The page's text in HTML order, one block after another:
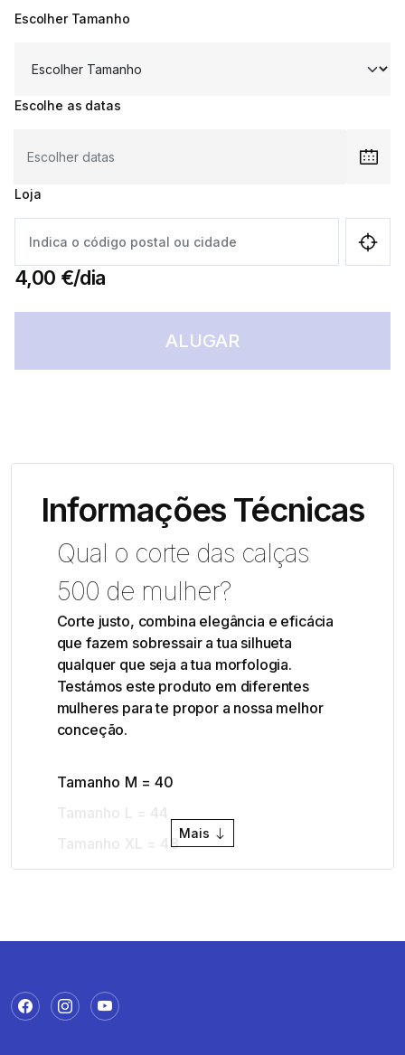
Escolher Tamanho
Escolhe as datas
Loja
4,00 €/dia
ALUGAR
Informações Técnicas
Qual o corte das calças
500 de mulher?
Corte justo, combina elegância e eficácia
que fazem sobressair a tua silhueta
qualquer que seja a tua morfologia.
Testámos este produto em diferentes
mulheres para te propor a nossa melhor
conceção.
Tamanho M = 40
Tamanho XL = 48
temperatura de conforto?
em laboratório de forma a obter um valor
indicativo sobre a temperatura de conforto.
Mais